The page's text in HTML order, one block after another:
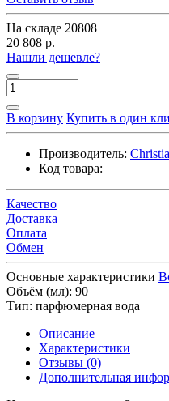
На складе 20808
20 808 р.
Нашли дешевле?
В корзину Купить в один
Производитель:
Код товара:
Качество
Доставка
Оплата
Обмен
Основные характеристики
Объём (мл): 90
Тип: парфюмерная вода
Описание
Характеристики
Отзывы (0)
Дополнительная